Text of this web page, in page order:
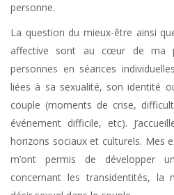
personne.
La question du mieux-être ainsi
affective sont au cœur de ma
personnes en séances
liées à sa sexualité, son identité
couple (moments de crise,
événement difficile, etc).
horizons sociaux et culturels. Mes
m’ont permis de développer
concernant les transidentités, la